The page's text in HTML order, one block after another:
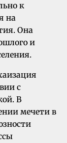
к
на
Она
и
с
В
мечети в